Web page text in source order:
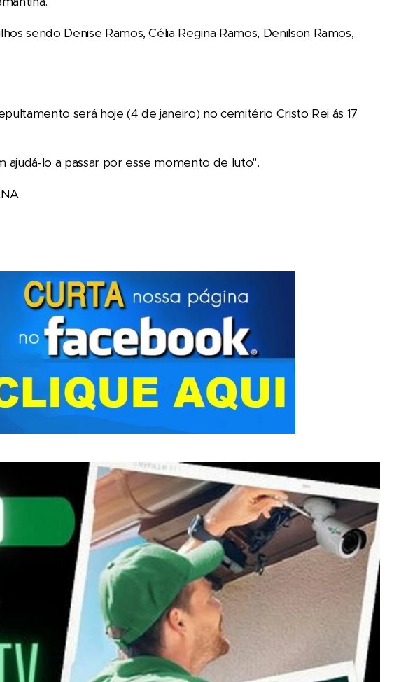
sendo Denise Ramos, Célia Regina Ramos, Denilson Ramos,
será hoje (4 de janeiro) no cemitério Cristo Rei ás 17
ajudá-lo a passar por esse momento de luto".